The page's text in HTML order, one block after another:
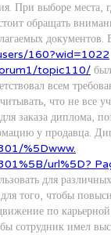
При выборе места,
обращать
документов.
160?wid=1022
topic110/
всем
что не все
заказа диплома,
у продавца.
%5Dwww.
url%5D?
для
того, чтобы
по
сотрудник имел